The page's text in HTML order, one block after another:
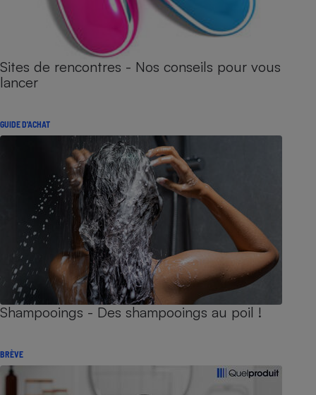
Sites de rencontres - Nos conseils pour vous
lancer
GUIDE D'ACHAT
Shampooings - Des shampooings au poil !
BRÈVE